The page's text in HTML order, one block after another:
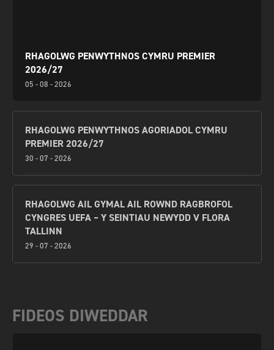
RHAGOLWG PENWYTHNOS CYMRU PREMIER
2026/27
05 - 08 - 2026
RHAGOLWG PENWYTHNOS AGORIADOL CYMRU
PREMIER 2026/27
30 - 07 - 2026
RHAGOLWG AIL GYMAL AIL ROWND RAGBROFOL
CYNGRES UEFA – Y SEINTIAU NEWYDD V FLORA
TALLINN
29 - 07 - 2026
FIDEOS DIWEDDAR